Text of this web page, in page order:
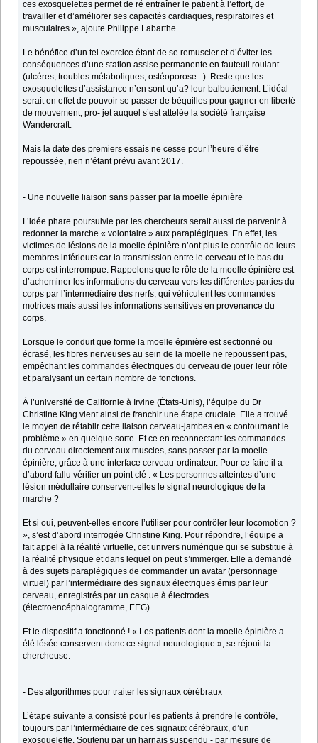
ces exosquelettes permet de ré entraîner le patient à l’effort, de
travailler et d’améliorer ses capacités cardiaques, respiratoires et
musculaires », ajoute Philippe Labarthe.
Le bénéfice d’un tel exercice étant de se remuscler et d’éviter les
conséquences d’une station assise permanente en fauteuil roulant
(ulcéres, troubles métaboliques, ostéoporose...). Reste que les
exosquelettes d’assistance n’en sont qu’a? leur balbutiement. L’idéal
serait en effet de pouvoir se passer de béquilles pour gagner en liberté
de mouvement, pro- jet auquel s’est attelée la société française
Wandercraft.
Mais la date des premiers essais ne cesse pour l’heure d’être
repoussée, rien n’étant prévu avant 2017.
- Une nouvelle liaison sans passer par la moelle épinière
L’idée phare poursuivie par les chercheurs serait aussi de parvenir à
redonner la marche « volontaire » aux paraplégiques. En effet, les
victimes de lésions de la moelle épinière n’ont plus le contrôle de leurs
membres inférieurs car la transmission entre le cerveau et le bas du
corps est interrompue. Rappelons que le rôle de la moelle épinière est
d’acheminer les informations du cerveau vers les différentes parties du
corps par l’intermédiaire des nerfs, qui véhiculent les commandes
motrices mais aussi les informations sensitives en provenance du
corps.
Lorsque le conduit que forme la moelle épinière est sectionné ou
écrasé, les fibres nerveuses au sein de la moelle ne repoussent pas,
empêchant les commandes électriques du cerveau de jouer leur rôle
et paralysant un certain nombre de fonctions.
À l’université de Californie à Irvine (États-Unis), l’équipe du Dr
Christine King vient ainsi de franchir une étape cruciale. Elle a trouvé
le moyen de rétablir cette liaison cerveau-jambes en « contournant le
problème » en quelque sorte. Et ce en reconnectant les commandes
du cerveau directement aux muscles, sans passer par la moelle
épinière, grâce à une interface cerveau-ordinateur. Pour ce faire il a
d’abord fallu vérifier un point clé : « Les personnes atteintes d’une
lésion médullaire conservent-elles le signal neurologique de la
marche ?
Et si oui, peuvent-elles encore l’utiliser pour contrôler leur locomotion ?
», s’est d’abord interrogée Christine King. Pour répondre, l’équipe a
fait appel à la réalité virtuelle, cet univers numérique qui se substitue à
la réalité physique et dans lequel on peut s’immerger. Elle a demandé
à des sujets paraplégiques de commander un avatar (personnage
virtuel) par l’intermédiaire des signaux électriques émis par leur
cerveau, enregistrés par un casque à électrodes
(électroencéphalogramme, EEG).
Et le dispositif a fonctionné ! « Les patients dont la moelle épinière a
été lésée conservent donc ce signal neurologique », se réjouit la
chercheuse.
- Des algorithmes pour traiter les signaux cérébraux
L’étape suivante a consisté pour les patients à prendre le contrôle,
toujours par l’intermédiaire de ces signaux cérébraux, d’un
exosquelette. Soutenu par un harnais suspendu - par mesure de